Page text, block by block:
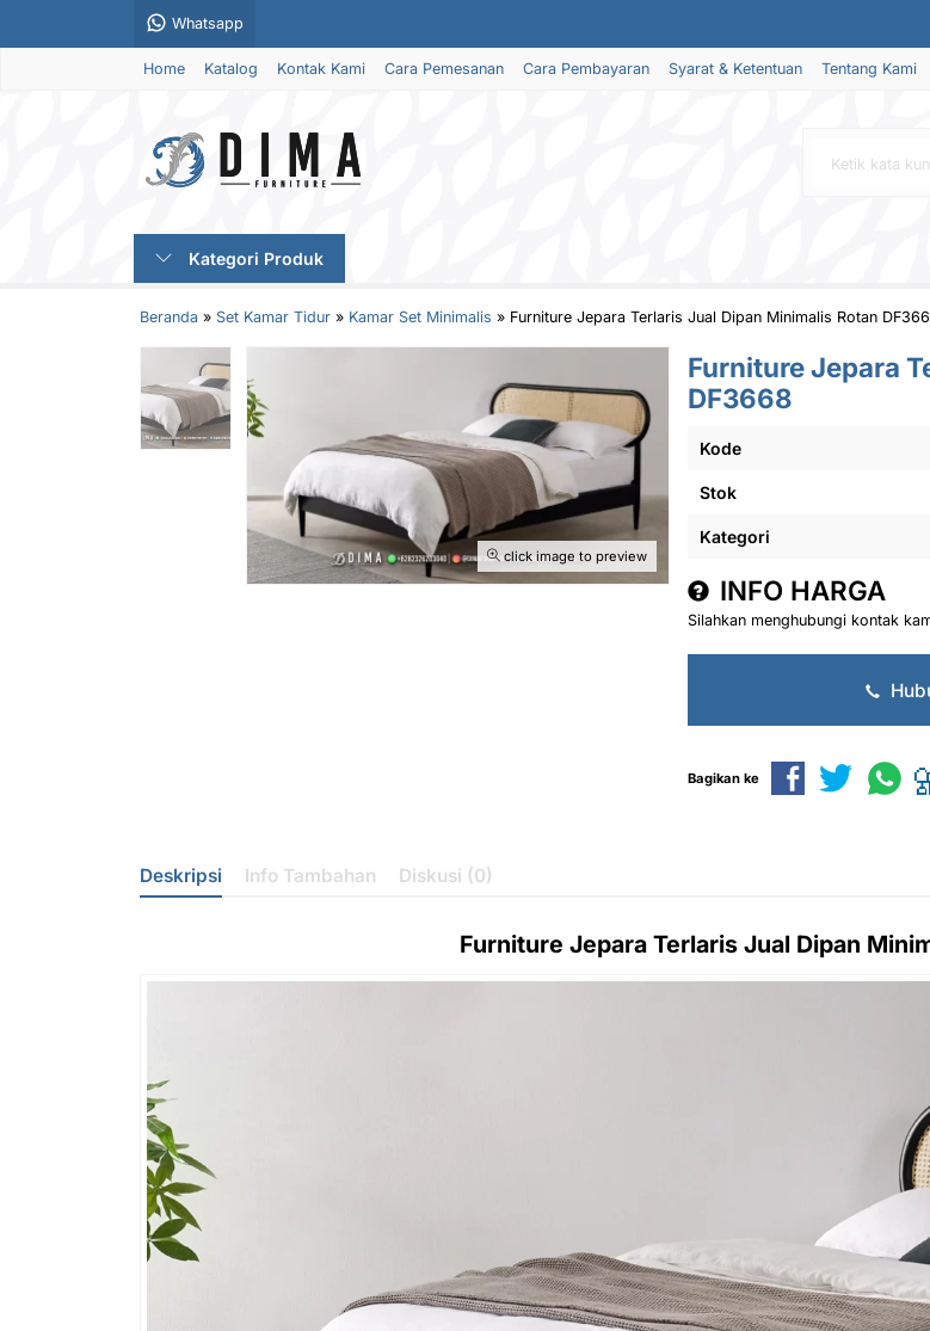
Whatsapp
Home Katalog Kontak Kami Cara Pemesanan Cara Pembayaran Syarat & Ketentuan Tentang Kami
Kategori Produk
Beranda » Set Kamar Tidur » Kamar Set Minimalis » Furniture Jepara Terlaris Jual Dipan Minimalis Rotan
click image to preview
Furniture Jepara
DF3668
Kode
Stok
Kategori
INFO HARGA
Silahkan menghubungi kontak
Bagikan ke
Deskripsi Info Tambahan Diskusi (0)
Furniture Jepara Terlaris Jual Dipan